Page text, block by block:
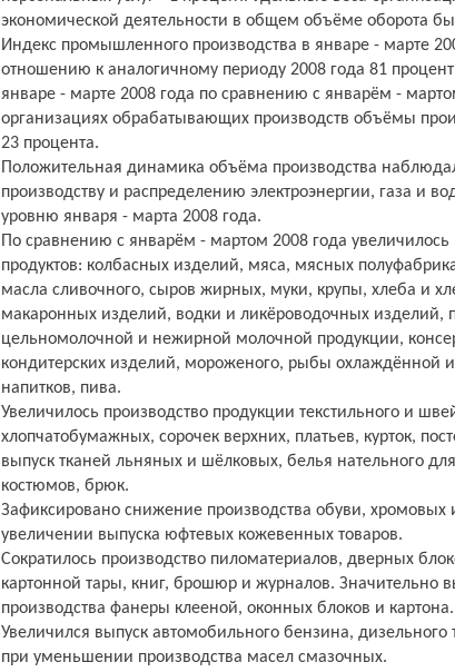
экономической деятельности в общем объёме оборота
Индекс промышленного производства в январе - марте
отношению к аналогичному периоду 2008 года 81
январе - марте 2008 года по сравнению с январём -
организациях обрабатывающих производств объёмы
23 процента.
Положительная динамика объёма производства
производству и распределению электроэнергии, газа и
уровню января - марта 2008 года.
По сравнению с январём - мартом 2008 года
продуктов: колбасных изделий, мяса, мясных
масла сливочного, сыров жирных, муки, крупы, хлеба и
макаронных изделий, водки и ликёроводочных изделий,
цельномолочной и нежирной молочной продукции,
кондитерских изделий, мороженого, рыбы охлаждённой
напитков, пива.
Увеличилось производство продукции текстильного и
хлопчатобумажных, сорочек верхних, платьев, курток,
выпуск тканей льняных и шёлковых, белья нательного
костюмов, брюк.
Зафиксировано снижение производства обуви, хромовых
увеличении выпуска юфтевых кожевенных товаров.
Сократилось производство пиломатериалов, дверных
картонной тары, книг, брошюр и журналов. Значительно
производства фанеры клееной, оконных блоков и картона.
Увеличился выпуск автомобильного бензина, дизельного
при уменьшении производства масел смазочных.